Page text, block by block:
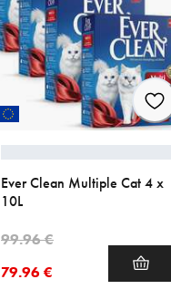
Ever Clean Multiple Cat 4 x
10L
79.96 €
99.96 €